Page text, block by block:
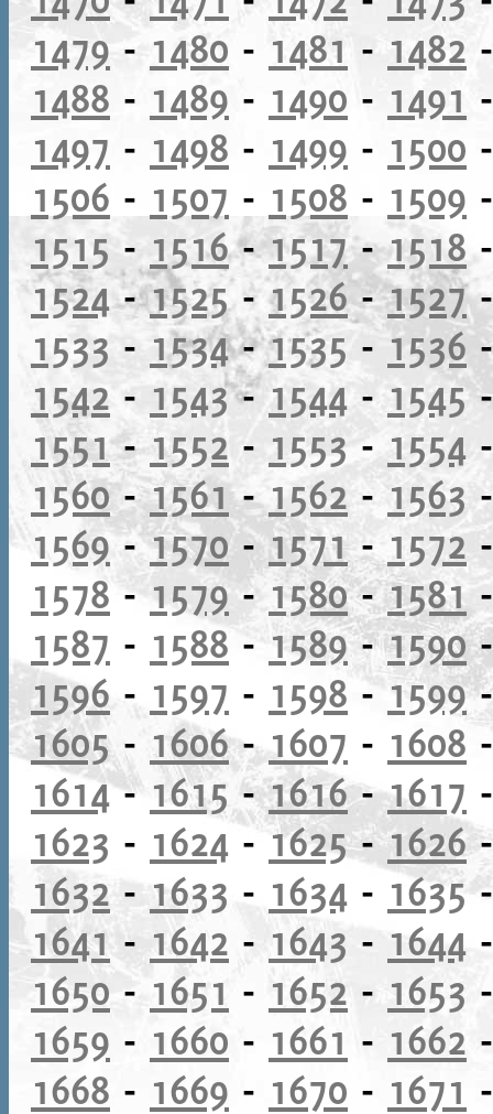
1479 - 1480 - 1481 - 1482
1488 - 1489 - 1490 - 1491
1497 - 1498 - 1499 - 1500
1506 - 1507 - 1508 - 1509
1515- 1516-1517-1518
1524-1525-1526-1527
1533 - 1534-1535 - 1536
1542 - 1543-1544- 1545
1551-1552 - 1553- 1554
1560-1561-1562-1563
1569-1570-1571- 1572
1578-1579- 1580-1581
1587 - 1588 -1589-1590
1596- 1597 - 1598 - 1599
1605- 1606-1607 - 1608
1614- 1615 -1616-1617
1623 - 1624 - 1625-1626
1632-1633 - 1634 - 1635
1641- 1642 - 1643 - 1644
1650- 1651 - 1652 - 1653
1659 - 1660 - 1661 - 1662
1668 - 1669 - 1670 - 1671